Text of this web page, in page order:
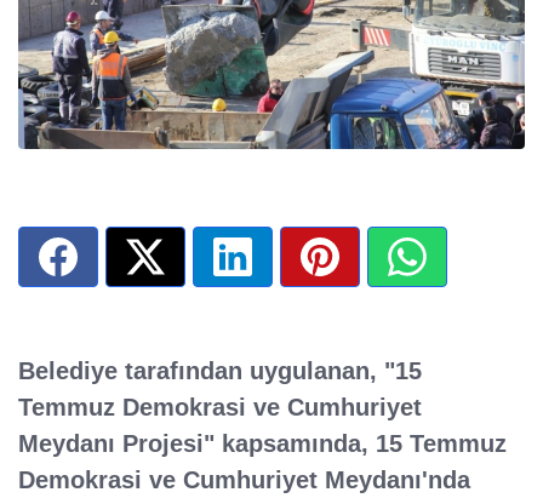
Belediye tarafından uygulanan, "15
Temmuz Demokrasi ve Cumhuriyet
Meydanı Projesi" kapsamında, 15 Temmuz
Demokrasi ve Cumhuriyet Meydanı'nda